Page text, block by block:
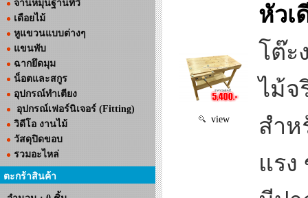
จานหมุนฐานทีวี
เดือยไม้
หูแขวนแบบต่างๆ
แขนพับ
ฉากยึดมุม
น็อตและสกูร
อุปกรณ์ทำเตียง
อุปกรณ์เฟอร์นิเจอร์ (Fitting)
วิดีโอ งานไม้
วัสดุปิดขอบ
รวมอะไหล่
ตะกร้าสินค้า
view
หัวเ
โต๊ะ
ไม้จ
สำห
แรง